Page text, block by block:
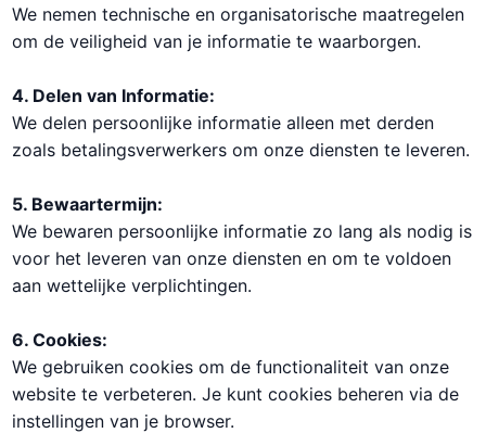
We nemen technische en organisatorische maatregelen
om de veiligheid van je informatie te waarborgen.
4. Delen van Informatie:
We delen persoonlijke informatie alleen met derden
zoals betalingsverwerkers om onze diensten te leveren.
5. Bewaartermijn:
We bewaren persoonlijke informatie zo lang als nodig is
voor het leveren van onze diensten en om te voldoen
aan wettelijke verplichtingen.
6. Cookies:
We gebruiken cookies om de functionaliteit van onze
website te verbeteren. Je kunt cookies beheren via de
instellingen van je browser.